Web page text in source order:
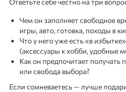
Ответьте себе честно на три
Чем он заполняет свободное
игры, авто, готовка, походы в
Что у него уже есть «в
(аксессуары к хобби, удобные
Как он предпочитает получать
или свобода выбора?
Если сомневаетесь — лучше